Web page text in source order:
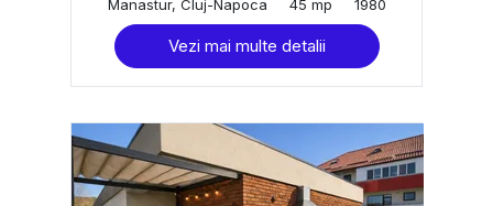
Manastur, Cluj-Napoca 45 mp 1980
Vezi mai multe detalii